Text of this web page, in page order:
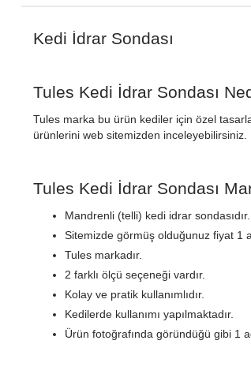
Kedi İdrar Sondası
Tules Kedi İdrar Sondası
Tules marka bu ürün kediler için özel
ürünlerini web sitemizden inceleyebilirsiniz.
Tules Kedi İdrar Sondası
Mandrenli (telli) kedi idrar sondasıdır.
Sitemizde görmüş olduğunuz fiyat 1
Tules markadır.
2 farklı ölçü seçeneği vardır.
Kolay ve pratik kullanımlıdır.
Kedilerde kullanımı yapılmaktadır.
Ürün fotoğrafında göründüğü gibi 1